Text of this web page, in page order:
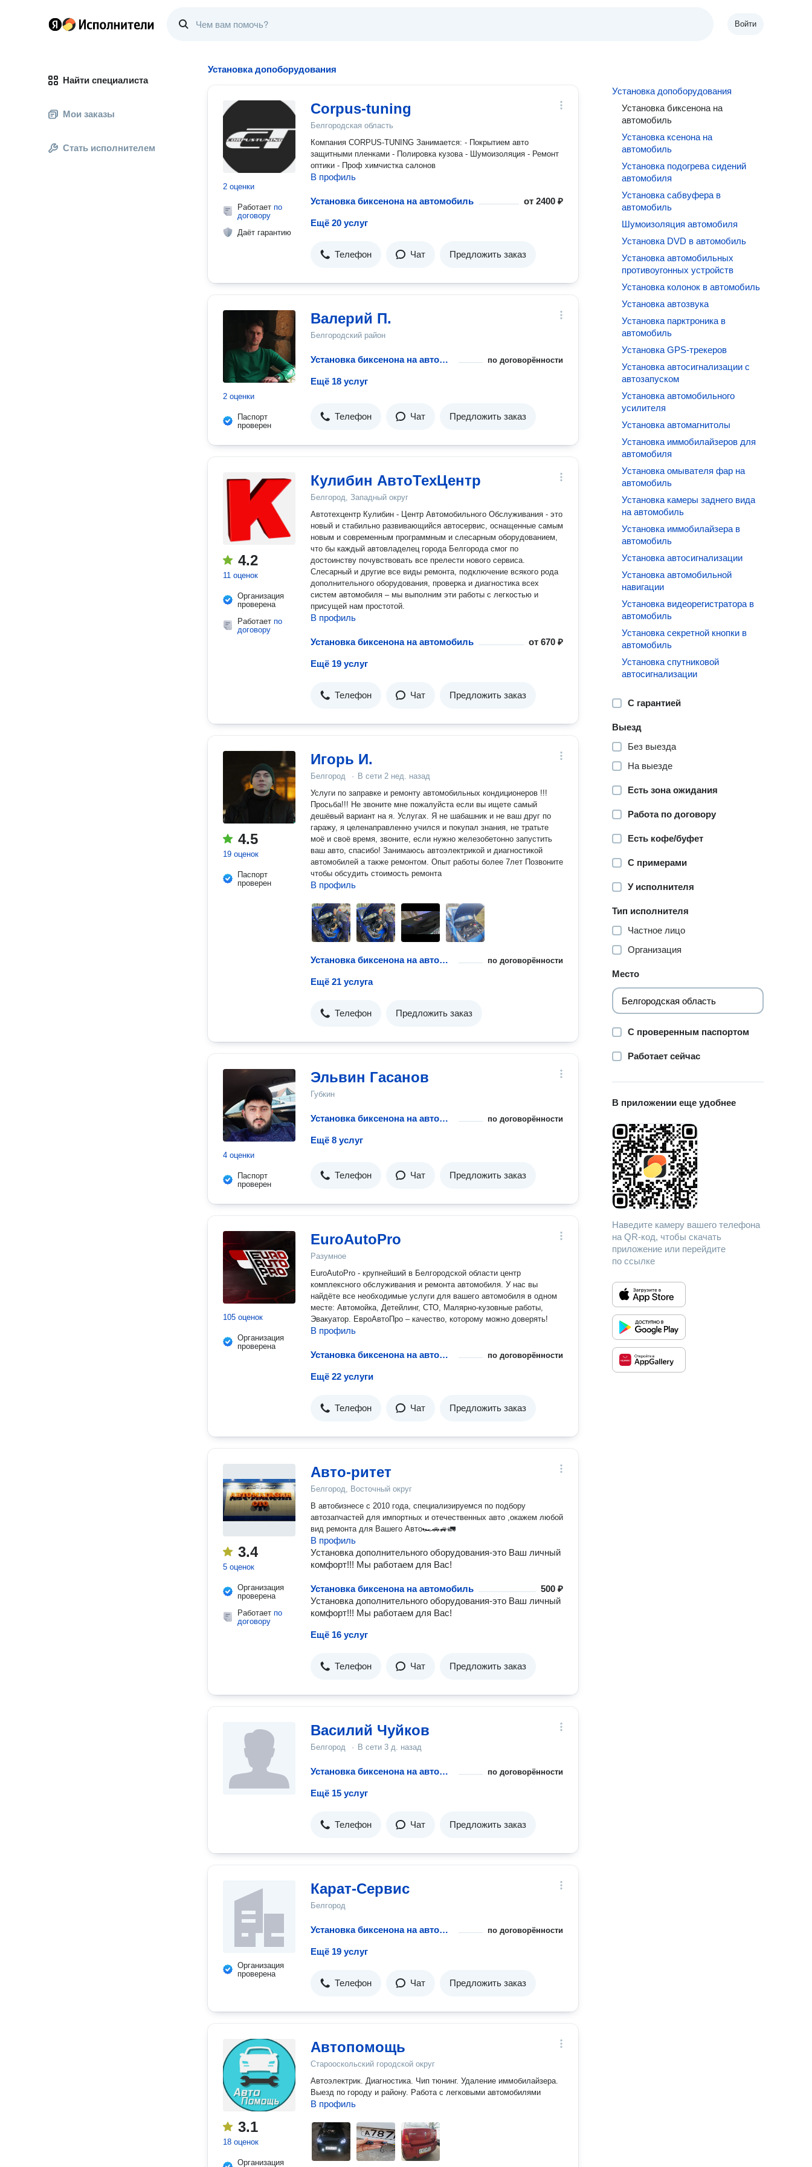
Войти
Найти специалиста
Мои заказы
Стать исполнителем
Установка допоборудования
2 оценки
Работает по
договору
Даёт гарантию
Corpus-tuning
Белгородская область
Компания CORPUS-TUNING Занимается: - Покрытием авто
защитными пленками - Полировка кузова - Шумоизоляция - Ремонт
оптики - Проф химчистка салонов
В профиль
Установка биксенона на автомобиль от2400 ₽
Ещё 20 услуг
Телефон Чат Предложить заказ
2 оценки
Паспорт
проверен
Валерий П.
Белгородский район
Установка биксенона на автомобиль по договорённости
Ещё 18 услуг
Телефон Чат Предложить заказ
4.2
11 оценок
Организация
проверена
Работает по
договору
Кулибин АвтоТехЦентр
Белгород, Западный округ
Автотехцентр Кулибин - Центр Автомобильного Обслуживания - это
новый и стабильно развивающийся автосервис, оснащенные самым
новым и современным программным и слесарным оборудованием,
что бы каждый автовладелец города Белгорода смог по
достоинству почувствовать все прелести нового сервиса.
Слесарный и другие все виды ремонта, подключение всякого рода
дополнительного оборудования, проверка и диагностика всех
систем автомобиля – мы выполним эти работы с легкостью и
присущей нам простотой.
В профиль
Установка биксенона на автомобиль от670 ₽
Ещё 19 услуг
Телефон Чат Предложить заказ
4.5
19 оценок
Паспорт
проверен
Игорь И.
Белгород · В сети 2 нед. назад
Услуги по заправке и ремонту автомобильных кондиционеров !!!
Просьба!!! Не звоните мне пожалуйста если вы ищете самый
дешёвый вариант на я. Услугах. Я не шабашник и не ваш друг по
гаражу, я целенаправленно учился и покупал знания, не тратьте
моё и своё время, звоните, если нужно железобетонно запустить
ваш авто, спасибо! Занимаюсь автоэлектрикой и диагностикой
автомобилей а также ремонтом. Опыт работы более 7лет Позвоните
чтобы обсудить стоимость ремонта
В профиль
Установка биксенона на автомобиль по договорённости
Ещё 21 услуга
Телефон Предложить заказ
4 оценки
Паспорт
проверен
Эльвин Гасанов
Губкин
Установка биксенона на автомобиль по договорённости
Ещё 8 услуг
Телефон Чат Предложить заказ
105 оценок
Организация
проверена
EuroAutoPro
Разумное
EuroAutoPro - крупнейший в Белгородской области центр
комплексного обслуживания и ремонта автомобиля. У нас вы
найдёте все необходимые услуги для вашего автомобиля в одном
месте: Автомойка, Детейлинг, СТО, Малярно-кузовные работы,
Эвакуатор. ЕвроАвтоПро – качество, которому можно доверять!
В профиль
Установка биксенона на автомобиль по договорённости
Ещё 22 услуги
Телефон Чат Предложить заказ
3.4
5 оценок
Организация
проверена
Работает по
договору
Авто-ритет
Белгород, Восточный округ
В автобизнесе с 2010 года, специализируемся по подбору
автозапчастей для импортных и отечественных авто ,окажем любой
вид ремонта для Вашего Авто🏎🚗🚙🚛
В профиль
Установка дополнительного оборудования-это Ваш личный
комфорт!!! Мы работаем для Вас!
Установка биксенона на автомобиль
500 ₽
Установка дополнительного оборудования-это Ваш личный
комфорт!!! Мы работаем для Вас!
Ещё 16 услуг
Телефон Чат Предложить заказ
Василий Чуйков
Белгород · В сети 3 д. назад
Установка биксенона на автомобиль по договорённости
Ещё 15 услуг
Телефон Чат Предложить заказ
Организация
проверена
Карат-Сервис
Белгород
Установка биксенона на автомобиль по договорённости
Ещё 19 услуг
Телефон Чат Предложить заказ
3.1
18 оценок
Организация
Автопомощь
Старооскольский городской округ
Автоэлектрик. Диагностика. Чип тюнинг. Удаление иммобилайзера.
Выезд по городу и району. Работа с легковыми автомобилями
В профиль
Установка допоборудования
Установка биксенона на
автомобиль
Установка ксенона на
автомобиль
Установка подогрева сидений
автомобиля
Установка сабвуфера в
автомобиль
Шумоизоляция автомобиля
Установка DVD в автомобиль
Установка автомобильных
противоугонных устройств
Установка колонок в автомобиль
Установка автозвука
Установка парктроника в
автомобиль
Установка GPS-трекеров
Установка автосигнализации с
автозапуском
Установка автомобильного
усилителя
Установка автомагнитолы
Установка иммобилайзеров для
автомобиля
Установка омывателя фар на
автомобиль
Установка камеры заднего вида
на автомобиль
Установка иммобилайзера в
автомобиль
Установка автосигнализации
Установка автомобильной
навигации
Установка видеорегистратора в
автомобиль
Установка секретной кнопки в
автомобиль
Установка спутниковой
автосигнализации
С гарантией
Выезд
Без выезда
На выезде
Есть зона ожидания
Работа по договору
Есть кофе/буфет
С примерами
У исполнителя
Тип исполнителя
Частное лицо
Организация
Место
С проверенным паспортом
Работает сейчас
В приложении еще удобнее
Наведите камеру вашего телефона
на QR-код, чтобы скачать
приложение или перейдите
по ссылке